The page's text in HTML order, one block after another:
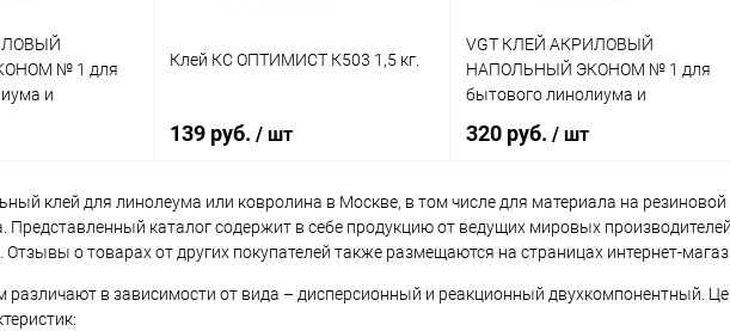
Элемент каталога:
строительный
№ 1 для
и
К сравнению
Клей КС ОПТИМИСТ К503 1,5 кг.
139 руб. / шт
В корзину
Купить в 1 клик К сравнению
VGT КЛЕЙ АКРИЛОВЫЙ
НАПОЛЬНЫЙ ЭКОНОМ № 1 для
бытового линолиума и
ковролина (1,5кг)
320 руб. / шт
В корзину
Купить в 1 клик К сравнению
клей для линолеума или ковролина в Москве, в том числе для материала на
Представленный каталог содержит в себе продукцию от ведущих мировых производителей
о товарах от других покупателей также размещаются на страницах интернет-
различают в зависимости от вида – дисперсионный и реакционный двухкомпонентный.